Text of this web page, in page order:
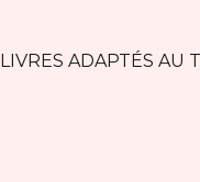
LIVRES ADAPTÉS AU